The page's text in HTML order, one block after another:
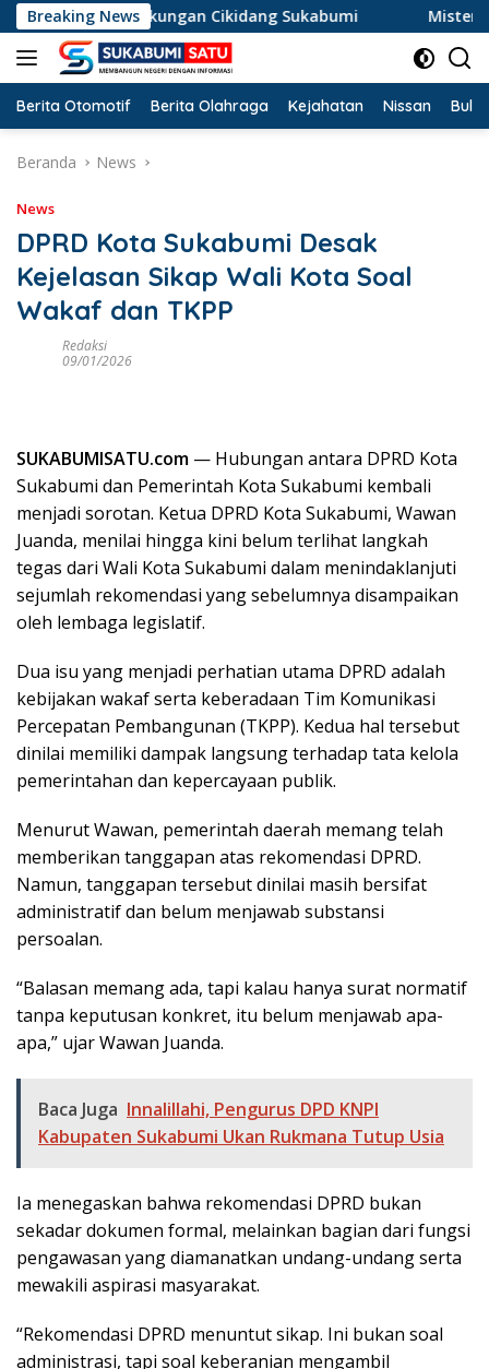
Langsung
ke
konten
Breaking News
Jalur Tikungan Cikidang Sukabumi Misteri Mayat
Berita Otomotif Berita Olahraga Kejahatan Nissan
Beranda News
News
DPRD Kota Sukabumi Desak
Kejelasan Sikap Wali Kota Soal
Wakaf dan TKPP
Redaksi
09/01/2026
SUKABUMISATU.com — Hubungan antara DPRD Kota
Sukabumi dan Pemerintah Kota Sukabumi kembali
menjadi sorotan. Ketua DPRD Kota Sukabumi, Wawan
Juanda, menilai hingga kini belum terlihat langkah
tegas dari Wali Kota Sukabumi dalam menindaklanjuti
sejumlah rekomendasi yang sebelumnya disampaikan
oleh lembaga legislatif.
Dua isu yang menjadi perhatian utama DPRD adalah
kebijakan wakaf serta keberadaan Tim Komunikasi
Percepatan Pembangunan (TKPP). Kedua hal tersebut
dinilai memiliki dampak langsung terhadap tata kelola
pemerintahan dan kepercayaan publik.
Menurut Wawan, pemerintah daerah memang telah
memberikan tanggapan atas rekomendasi DPRD.
Namun, tanggapan tersebut dinilai masih bersifat
administratif dan belum menjawab substansi
persoalan.
“Balasan memang ada, tapi kalau hanya surat normatif
tanpa keputusan konkret, itu belum menjawab apa-
apa,” ujar Wawan Juanda.
Baca Juga Innalillahi, Pengurus DPD KNPI
Kabupaten Sukabumi Ukan Rukmana Tutup Usia
Ia menegaskan bahwa rekomendasi DPRD bukan
sekadar dokumen formal, melainkan bagian dari fungsi
pengawasan yang diamanatkan undang-undang serta
mewakili aspirasi masyarakat.
“Rekomendasi DPRD menuntut sikap. Ini bukan soal
administrasi, tapi soal keberanian mengambil